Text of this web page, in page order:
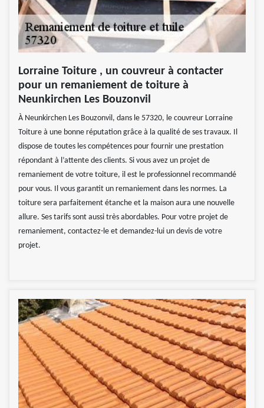
Lorraine Toiture , un couvreur à contacter
pour un remaniement de toiture à
Neunkirchen Les Bouzonvil
À Neunkirchen Les Bouzonvil, dans le 57320, le couvreur Lorraine
Toiture à une bonne réputation grâce à la qualité de ses travaux. Il
dispose de toutes les compétences pour fournir une prestation
répondant à l’attente des clients. Si vous avez un projet de
remaniement de votre toiture, il est le professionnel recommandé
pour vous. Il vous garantit un remaniement dans les normes. La
toiture sera parfaitement étanche et la maison aura une nouvelle
allure. Ses tarifs sont aussi très abordables. Pour votre projet de
remaniement, contactez-le et demandez-lui un devis de votre
projet.